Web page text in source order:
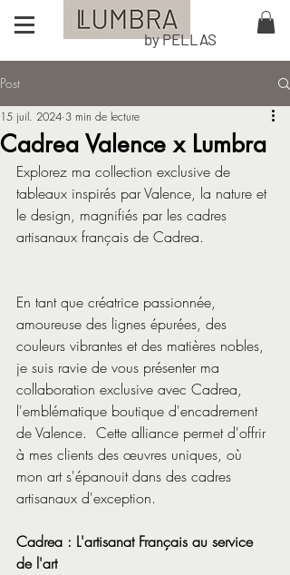
by PELLAS
Post
Cadrea Valence x Lumbra
15 juil. 2024 3 min de lecture
Explorez ma collection exclusive de
tableaux inspirés par Valence, la nature et
le design, magnifiés par les cadres
artisanaux français de Cadrea.
En tant que créatrice passionnée,
amoureuse des lignes épurées, des
couleurs vibrantes et des matières nobles,
je suis ravie de vous présenter ma
collaboration exclusive avec Cadrea,
l'emblématique boutique d'encadrement
de Valence.  Cette alliance permet d'offrir
à mes clients des œuvres uniques, où
mon art s'épanouit dans des cadres
artisanaux d'exception.
Cadrea : L'artisanat Français au service
de l'art